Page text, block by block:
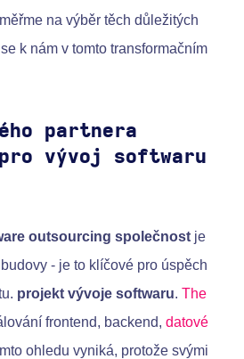
na výběr těch důležitých
k nám v tomto transformačním
partnera
vývoj softwaru
outsourcing společnost je
- je to klíčové pro úspěch
projekt vývoje softwaru. The
frontend, backend, datové
ohledu vyniká, protože svými